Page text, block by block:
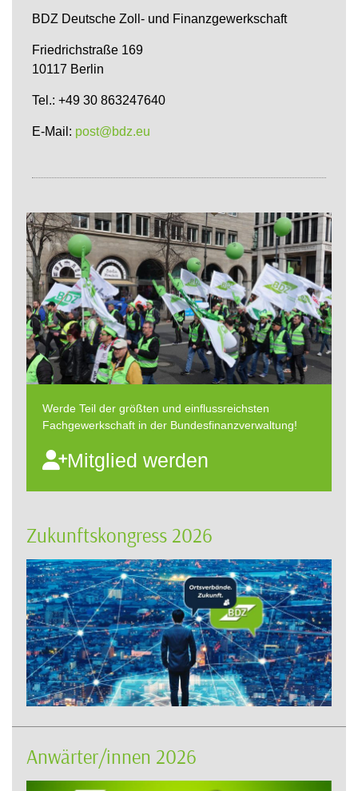
BDZ Deutsche Zoll- und Finanzgewerkschaft
Friedrichstraße 169
10117 Berlin
Tel.: +49 30 863247640
E-Mail: post@bdz.eu
Werde Teil der größten und einflussreichsten
Fachgewerkschaft in der Bundesfinanzverwaltung!
Mitglied werden
Zukunftskongress 2026
Anwärter/innen 2026